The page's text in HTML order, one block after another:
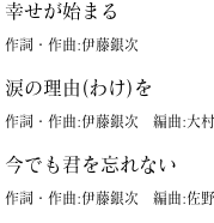
幸せが始まる
作詞・作曲:伊藤銀次
涙の理由(わけ)を
作詞・作曲:伊藤銀次 編曲:大
今でも君を忘れない
作詞・作曲:伊藤銀次 編曲:佐